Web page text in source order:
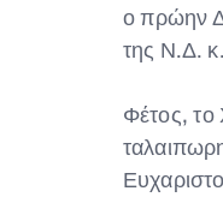
ο πρώην
της Ν.Δ.
Φέτος, το